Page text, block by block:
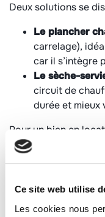
Ce site web utilise
Les cookies nous
Deux solutions se
Le plancher
carrelage),
car il s’intègre
Le sèche-
circuit de
durée et mieux
Pour un bien en
argument fort qui
Accessibilité
tous les